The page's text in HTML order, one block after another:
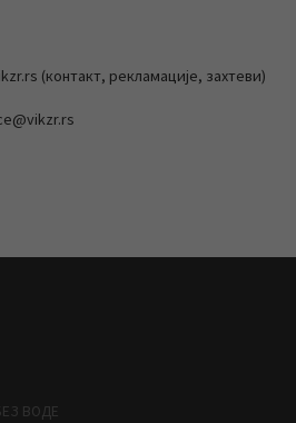
(контакт, рекламације, захтеви)
ВОДЕ